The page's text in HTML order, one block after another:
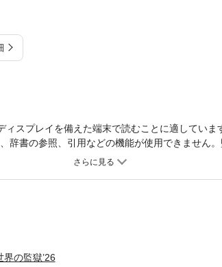
スプレイを備えた端末で読むことに適していま
辞書の参照、引用などの機能が使用できません。
ある。絶海に浮かぶアルカトラズから、円形監
的興奮にあふれるビジュアル・ドキュメント。※
の監獄’26